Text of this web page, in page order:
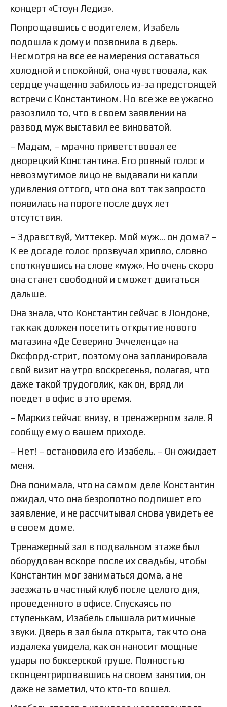
концерт «Стоун Ледиз».
Попрощавшись с водителем, Изабель
подошла к дому и позвонила в дверь.
Несмотря на все ее намерения оставаться
холодной и спокойной, она чувствовала, как
сердце учащенно забилось из-за предстоящей
встречи с Константином. Но все же ее ужасно
разозлило то, что в своем заявлении на
развод муж выставил ее виноватой.
– Мадам, – мрачно приветствовал ее
дворецкий Константина. Его ровный голос и
невозмутимое лицо не выдавали ни капли
удивления оттого, что она вот так запросто
появилась на пороге после двух лет
отсутствия.
– Здравствуй, Уиттекер. Мой муж… он дома? –
К ее досаде голос прозвучал хрипло, словно
споткнувшись на слове «муж». Но очень скоро
она станет свободной и сможет двигаться
дальше.
Она знала, что Константин сейчас в Лондоне,
так как должен посетить открытие нового
магазина «Де Северино Эччеленца» на
Оксфорд-стрит, поэтому она запланировала
свой визит на утро воскресенья, полагая, что
даже такой трудоголик, как он, вряд ли
поедет в офис в это время.
– Маркиз сейчас внизу, в тренажерном зале. Я
сообщу ему о вашем приходе.
– Нет! – остановила его Изабель. – Он ожидает
меня.
Она понимала, что на самом деле Константин
ожидал, что она безропотно подпишет его
заявление, и не рассчитывал снова увидеть ее
в своем доме.
Тренажерный зал в подвальном этаже был
оборудован вскоре после их свадьбы, чтобы
Константин мог заниматься дома, а не
заезжать в частный клуб после целого дня,
проведенного в офисе. Спускаясь по
ступенькам, Изабель слышала ритмичные
звуки. Дверь в зал была открыта, так что она
издалека увидела, как он наносит мощные
удары по боксерской груше. Полностью
сконцентрировавшись на своем занятии, он
даже не заметил, что кто-то вошел.